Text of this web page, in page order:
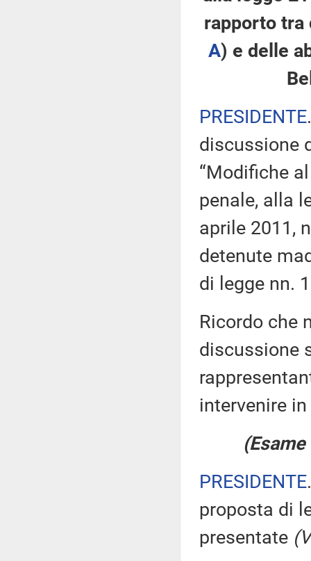
rapporto tra
A​) e delle
PRESIDENTE
discussione
“Modifiche
penale, alla
aprile 2011,
detenute
di legge nn.
Ricordo che
discussione
intervenire
PRESIDENTE
proposta di
presentate